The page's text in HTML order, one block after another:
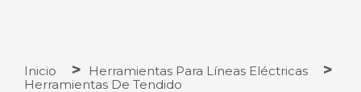
Inicio
Herramientas Para Líneas Eléctricas
Herramientas De Tendido